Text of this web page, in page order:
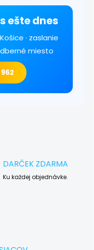
ešte dnes
· zaslanie
miesto
DARČEK ZDARMA
Ku každej objednávke.